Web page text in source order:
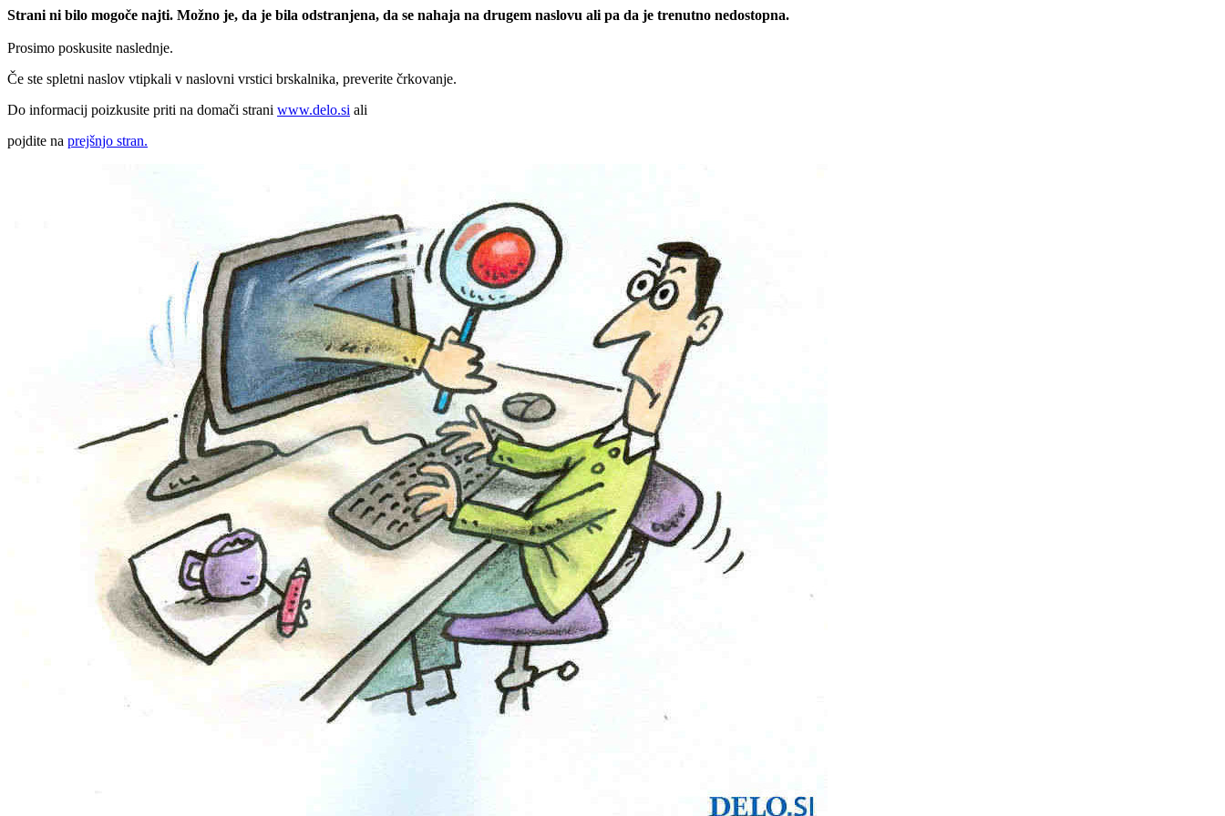
Strani ni bilo mogoče najti. Možno je, da je bila odstranjena, da se nahaja na drugem naslovu ali pa da je trenutno nedostopna.
Prosimo poskusite naslednje.
Če ste spletni naslov vtipkali v naslovni vrstici brskalnika, preverite črkovanje.
Do informacij poizkusite priti na domači strani www.delo.si ali
pojdite na prejšnjo stran.